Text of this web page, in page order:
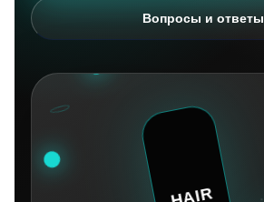
Вопросы и ответы